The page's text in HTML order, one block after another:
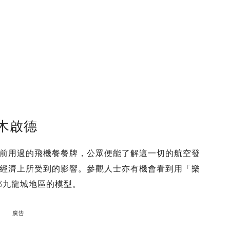
啟德
用過的飛機餐餐牌，公眾便能了解這一切的航空發
濟上所受到的影響。參觀人士亦有機會看到用「樂
龍城地區的模型。
廣告